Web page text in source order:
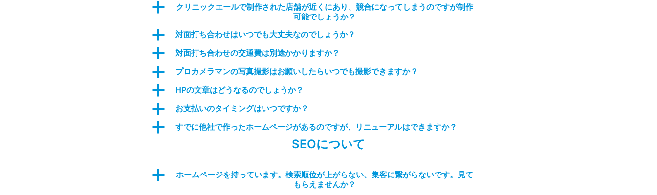
a
クリニックエールで制作された店舗が近くにあり、競合になってしまうのですが制作
可能でしょうか？
a 対面打ち合わせはいつでも大丈夫なのでしょうか？
a 対面打ち合わせの交通費は別途かかりますか？
a プロカメラマンの写真撮影はお願いしたらいつでも撮影できますか？
a HPの文章はどうなるのでしょうか？
a お支払いのタイミングはいつですか？
a すでに他社で作ったホームページがあるのですが、リニューアルはできますか？
SEOについて
a
ホームページを持っています。検索順位が上がらない、集客に繋がらないです。見て
もらえませんか？